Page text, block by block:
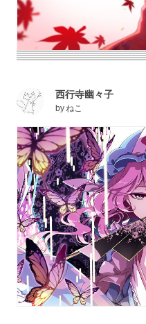
西行寺幽々子
byねこ